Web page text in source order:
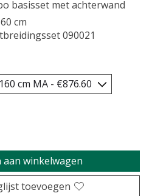
basisset met achterwand
cm
090021
aan winkelwagen
toevoegen